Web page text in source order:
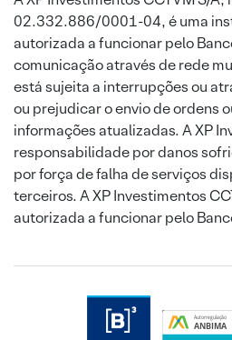
02.332.886/0001-04, é uma
autorizada a funcionar pelo
comunicação através de rede
está sujeita a interrupções ou
ou prejudicar o envio de ordens
informações atualizadas. A XP
responsabilidade por danos
por força de falha de serviços
terceiros. A XP Investimentos
autorizada a funcionar pelo